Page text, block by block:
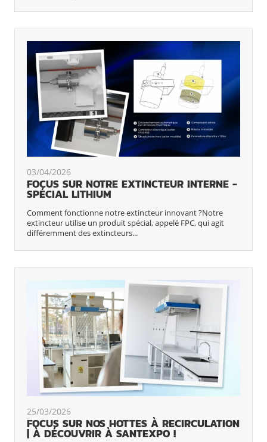
03/04/2026
FOCUS SUR NOTRE EXTINCTEUR INTERNE -
SPÉCIAL LITHIUM
Comment fonctionne notre extincteur innovant ?Notre
extincteur utilise un produit spécial, appelé FPC, qui agit
différemment des extincteurs...
25/03/2026
FOCUS SUR NOS HOTTES À RECIRCULATION
| À DÉCOUVRIR À SANTEXPO !